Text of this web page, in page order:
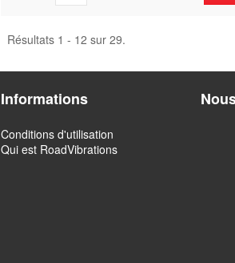
Résultats 1 - 12 sur 29.
Informations
Conditions d'utilisation
Qui est RoadVibrations